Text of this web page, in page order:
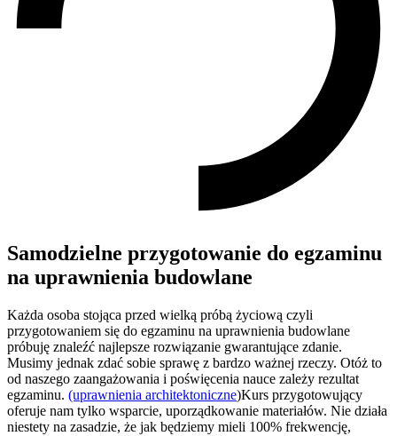
Samodzielne przygotowanie do egzaminu
na uprawnienia budowlane
Każda osoba stojąca przed wielką próbą życiową czyli
przygotowaniem się do egzaminu na uprawnienia budowlane
próbuję znaleźć najlepsze rozwiązanie gwarantujące zdanie.
Musimy jednak zdać sobie sprawę z bardzo ważnej rzeczy. Otóż to
od naszego zaangażowania i poświęcenia nauce zależy rezultat
egzaminu. (uprawnienia architektoniczne)Kurs przygotowujący
oferuje nam tylko wsparcie, uporządkowanie materiałów. Nie działa
niestety na zasadzie, że jak będziemy mieli 100% frekwencję,